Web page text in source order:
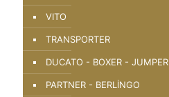
VITO
TRANSPORTER
DUCATO - BOXER - JUMPER
PARTNER - BERLİNGO